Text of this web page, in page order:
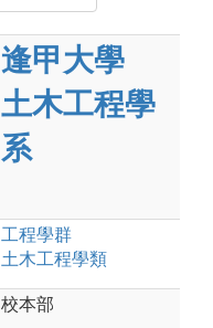
逢甲大學
土木工程學
系
工程學群
土木工程學類
校本部